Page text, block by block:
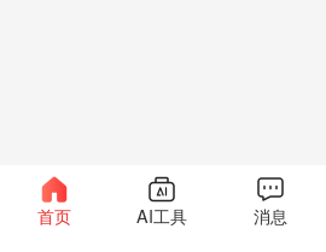
首页 AI工具 消息